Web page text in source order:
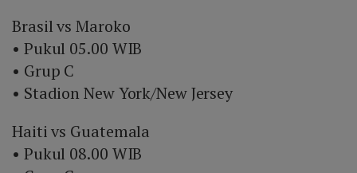
Brasil vs Maroko
• Pukul 05.00 WIB
• Grup C
• Stadion New York/New Jersey
Haiti vs Guatemala
• Pukul 08.00 WIB